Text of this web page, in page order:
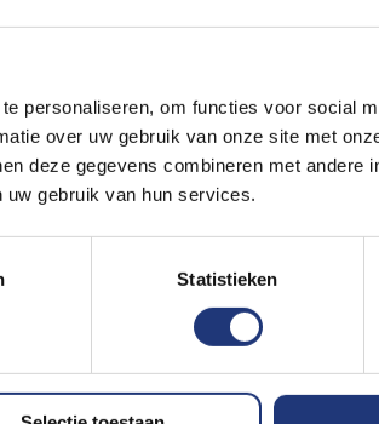
personaliseren, om functies voor social
over uw gebruik van onze site met
deze gegevens combineren met andere
gebruik van hun services.
Statistieken
huis als deze besteld
in productie nemen.
een vraag via
Wij verkopen
niet in de shop
dagen jouw